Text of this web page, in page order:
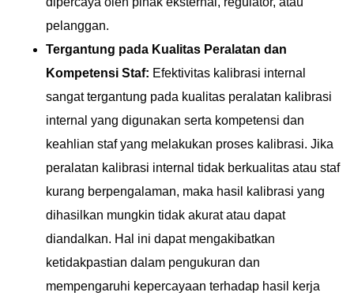
pelanggan.
Tergantung pada Kualitas Peralatan dan
Kompetensi Staf: Efektivitas kalibrasi internal
sangat tergantung pada kualitas peralatan kalibrasi
internal yang digunakan serta kompetensi dan
keahlian staf yang melakukan proses kalibrasi. Jika
peralatan kalibrasi internal tidak berkualitas atau staf
kurang berpengalaman, maka hasil kalibrasi yang
dihasilkan mungkin tidak akurat atau dapat
diandalkan. Hal ini dapat mengakibatkan
ketidakpastian dalam pengukuran dan
mempengaruhi kepercayaan terhadap hasil kerja